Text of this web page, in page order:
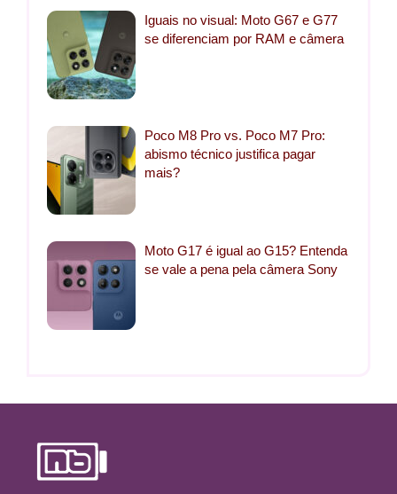
Iguais no visual: Moto G67 e G77
se diferenciam por RAM e câmera
Poco M8 Pro vs. Poco M7 Pro:
abismo técnico justifica pagar
mais?
Moto G17 é igual ao G15? Entenda
se vale a pena pela câmera Sony